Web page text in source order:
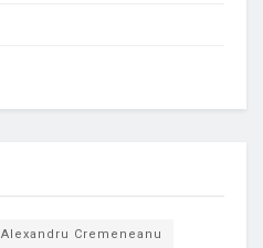
Alexandru Cremeneanu